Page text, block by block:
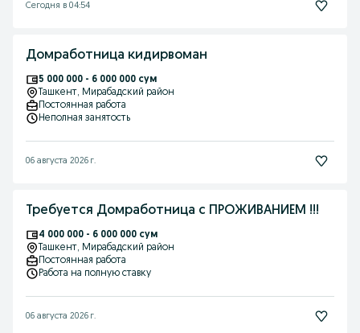
Сегодня в 04:54
Домработница кидирвоман
5 000 000 - 6 000 000 сум
Ташкент, Мирабадский район
Постоянная работа
Неполная занятость
06 августа 2026 г.
Требуется Домработница с ПРОЖИВАНИЕМ !!!
4 000 000 - 6 000 000 сум
Ташкент, Мирабадский район
Постоянная работа
Работа на полную ставку
06 августа 2026 г.